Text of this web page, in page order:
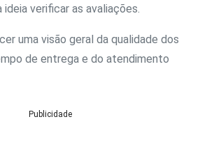
ideia verificar as avaliações.
uma visão geral da qualidade dos
de entrega e do atendimento
Publicidade